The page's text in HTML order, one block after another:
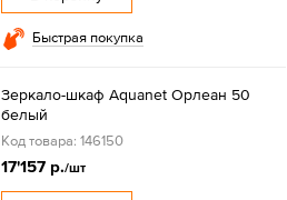
Быстрая покупка
Зеркало-шкаф Aquanet Орлеан 50
белый
Код товара: 146150
17'157 р./шт